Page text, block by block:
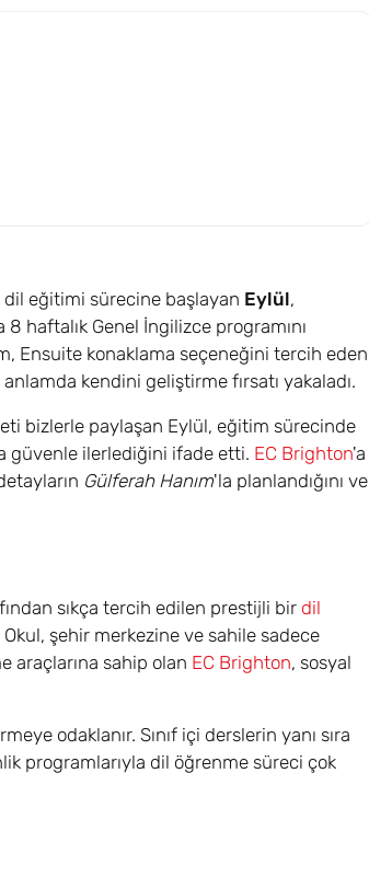
dil eğitimi sürecine başlayan Eylül,
haftalık Genel İngilizce programını
Ensuite konaklama seçeneğini tercih eden
kendini geliştirme fırsatı yakaladı.
bizlerle paylaşan Eylül, eğitim sürecinde
güvenle ilerlediğini ifade etti. EC Brighton'a
Gülferah Hanım'la planlandığını ve
sıkça tercih edilen prestijli bir dil
şehir merkezine ve sahile sadece
araçlarına sahip olan EC Brighton, sosyal
odaklanır. Sınıf içi derslerin yanı sıra
programlarıyla dil öğrenme süreci çok